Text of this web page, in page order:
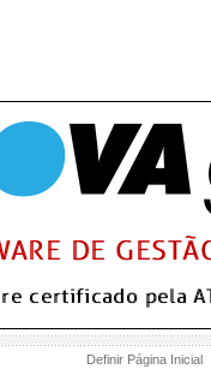
Definir Página Inicial